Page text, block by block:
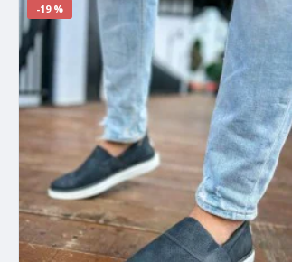
-19 %